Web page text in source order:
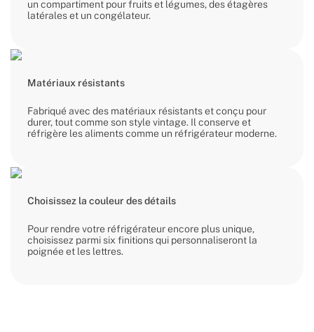
un compartiment pour fruits et légumes, des étagères
latérales et un congélateur.
Matériaux résistants
Fabriqué avec des matériaux résistants et conçu pour
durer, tout comme son style vintage. Il conserve et
réfrigère les aliments comme un réfrigérateur moderne.
Choisissez la couleur des détails
Pour rendre votre réfrigérateur encore plus unique,
choisissez parmi six finitions qui personnaliseront la
poignée et les lettres.